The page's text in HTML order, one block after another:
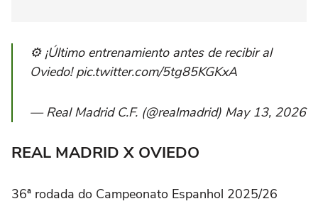
⚙️ ¡Último entrenamiento antes de recibir al
Oviedo! pic.twitter.com/5tg85KGKxA
— Real Madrid C.F. (@realmadrid) May 13, 2026
REAL MADRID X OVIEDO
36ª rodada do Campeonato Espanhol 2025/26